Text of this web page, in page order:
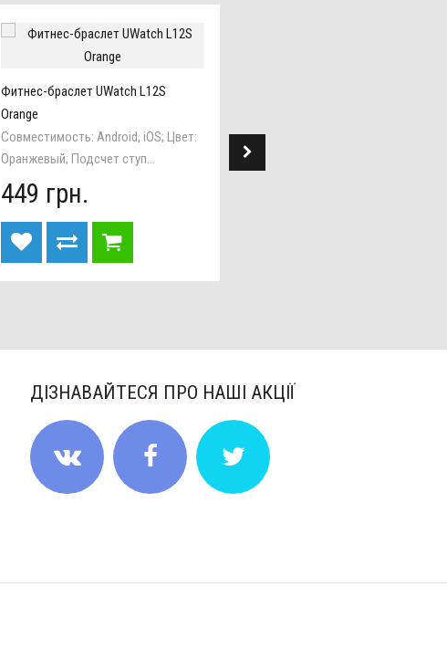
Фитнес-браслет UWatch L12S
Orange
Совместимость: Android, iOS; Цвет:
Оранжевый; Подсчет ступ...
449 грн.
ДІЗНАВАЙТЕСЯ ПРО НАШІ АКЦІЇ